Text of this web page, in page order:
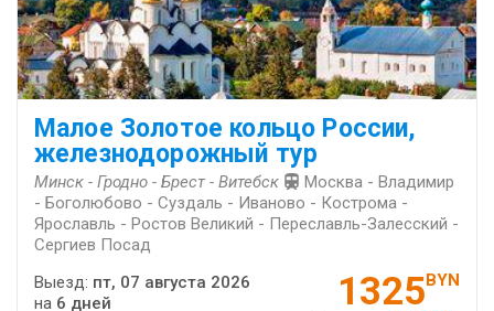
Малое Золотое кольцо России,
железнодорожный тур
Минск - Гродно - Брест - Витебск
Москва - Владимир
- Боголюбово - Суздаль - Иваново - Кострома -
Ярославль - Ростов Великий - Переславль-Залесский -
Сергиев Посад
1325BYN
Выезд: пт, 07 августа 2026
на 6 дней